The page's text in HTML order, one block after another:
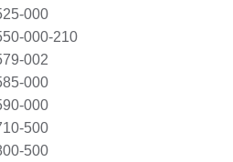
000
000-210
002
000
000
500
500